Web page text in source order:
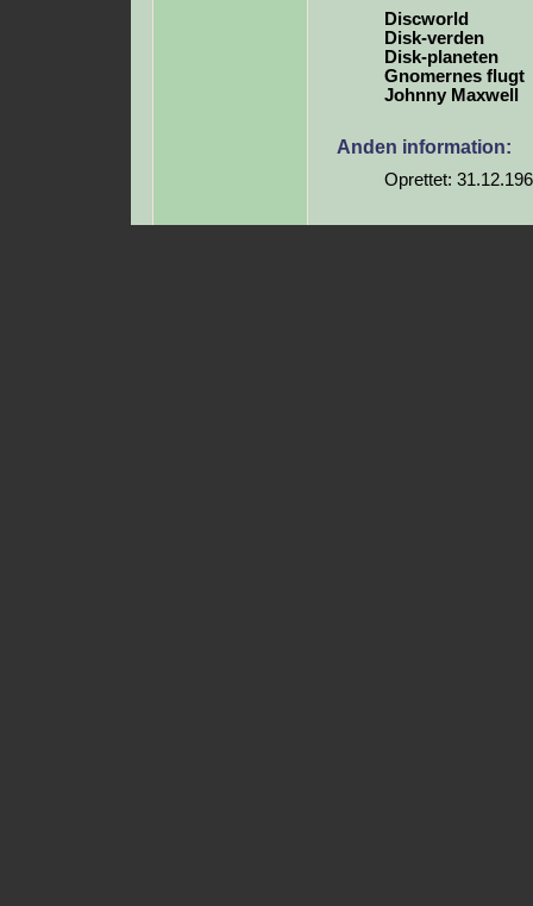
Discworld
Disk-verden
Disk-planeten
Gnomernes flugt
Johnny Maxwell
Anden information:
Oprettet: